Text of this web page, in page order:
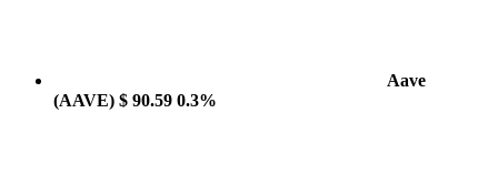
Aave
(AAVE) $ 90.59 0.3%